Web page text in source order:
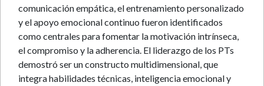
comunicación empática, el entrenamiento personalizado
y el apoyo emocional continuo fueron identificados
como centrales para fomentar la motivación intrínseca,
el compromiso y la adherencia. El liderazgo de los PTs
demostró ser un constructo multidimensional, que
integra habilidades técnicas, inteligencia emocional y